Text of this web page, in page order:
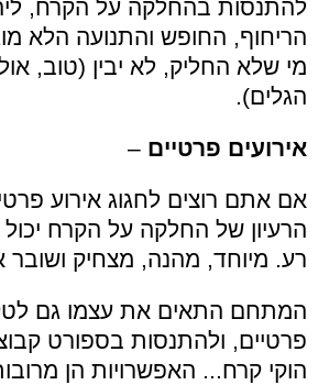
להתנסות בהחלקה על הקרח,
הריחוף, החופש והתנועה הלא
מי שלא החליק, לא יבין (טוב,
הגלים).
אירועים פרטיים –
אם אתם רוצים לחגוג אירוע
הרעיון של החלקה על הקרח יכול
רע. מיוחד, מהנה, מצחיק
המתחם התאים את עצמו גם
פרטיים, ולהתנסות בספורט
הוקי קרח... האפשרויות הן